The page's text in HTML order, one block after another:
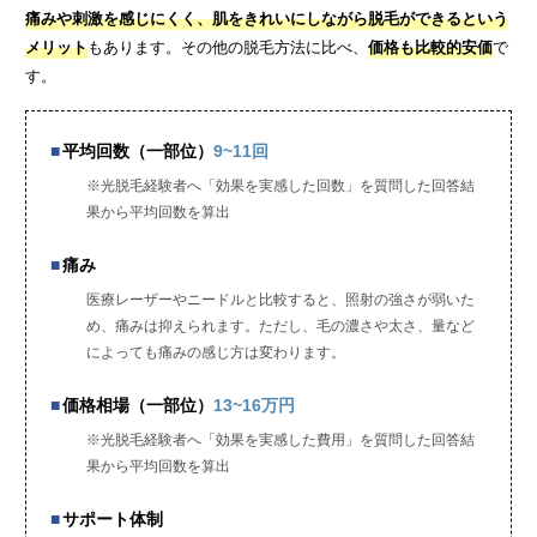
痛みや刺激を感じにくく、肌をきれいにしながら脱毛ができるという
メリットもあります。その他の脱毛方法に比べ、 価格も比較的安価で
す。
平均回数（一部位） 9~11回
※光脱毛経験者へ「効果を実感した回数」を質問した回答結
果から平均回数を算出
痛み
医療レーザーやニードルと比較すると、照射の強さが弱いた
め、痛みは抑えられます。ただし、毛の濃さや太さ、量など
によっても痛みの感じ方は変わります。
価格相場（一部位） 13~16万円
※光脱毛経験者へ「効果を実感した費用」を質問した回答結
果から平均回数を算出
サポート体制